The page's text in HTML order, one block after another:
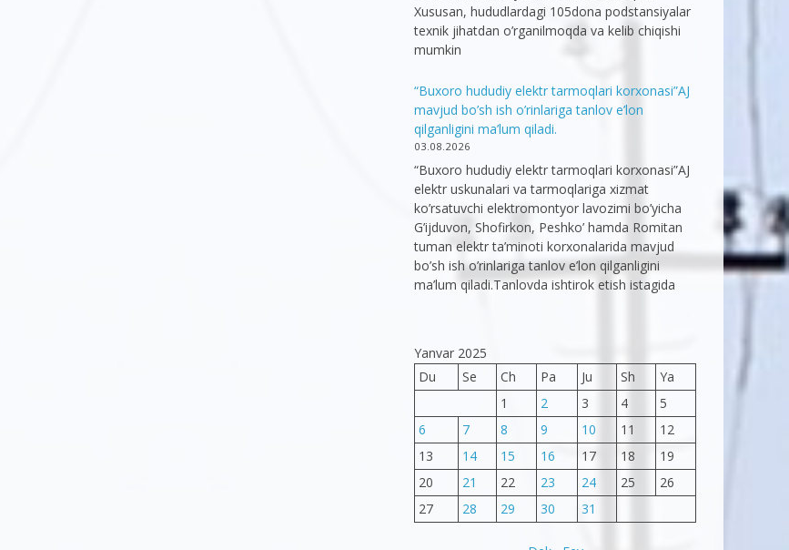
Xususan, hududlardagi 105dona podstansiyalar
texnik jihatdan o’rganilmoqda va kelib chiqishi
mumkin
“Buxoro hududiy elektr tarmoqlari korxonasi”AJ
mavjud bo’sh ish o’rinlariga tanlov e’lon
qilganligini ma’lum qiladi.
03.08.2026
“Buxoro hududiy elektr tarmoqlari korxonasi”AJ
elektr uskunalari va tarmoqlariga xizmat
ko’rsatuvchi elektromontyor lavozimi bo’yicha
G’ijduvon, Shofirkon, Peshko’ hamda Romitan
tuman elektr ta’minoti korxonalarida mavjud
bo’sh ish o’rinlariga tanlov e’lon qilganligini
ma’lum qiladi.Tanlovda ishtirok etish istagida
Yanvar 2025
Du
Se Ch Pa Ju Sh
Ya
1
2 3 4
5
6
7 8 9 10 11
12
13
14 15 16 17 18
19
20
21 22 23 24 25
26
27
28 29 30 31